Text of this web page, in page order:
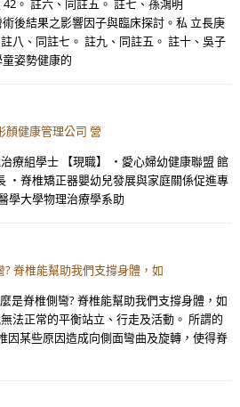
。 註六、同註五。 註七、孫鴻明
術後結果之影響因子與臨床探討。私 立長庚
八、同註七。 註九、同註五。 註十、吳子
姿勢健康的
顏健康管理公司 營
療組學士 【現職】 ・愛心婦幼健康聯盟 館
・脊椎矯正器嬰幼兒發展與家庭關係促進專
學大學物理治療學系助
脊椎能幫助我們支撐身體，如
是脊椎側彎? 脊椎能幫助我們支撐身體，如
法正常的平衡站立、行走及活動。 所謂的
因某些原因造成向側面彎曲及旋轉，使得脊